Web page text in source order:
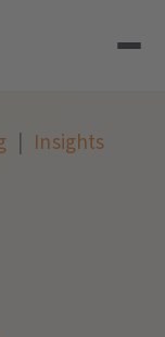
Insights